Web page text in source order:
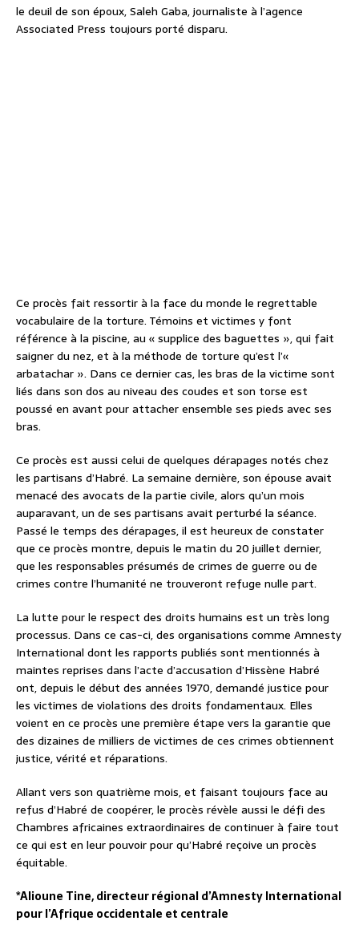
le deuil de son époux, Saleh Gaba, journaliste à l’agence
Associated Press toujours porté disparu.
Ce procès fait ressortir à la face du monde le regrettable
vocabulaire de la torture. Témoins et victimes y font
référence à la piscine, au « supplice des baguettes », qui fait
saigner du nez, et à la méthode de torture qu’est l’«
arbatachar ». Dans ce dernier cas, les bras de la victime sont
liés dans son dos au niveau des coudes et son torse est
poussé en avant pour attacher ensemble ses pieds avec ses
bras.
Ce procès est aussi celui de quelques dérapages notés chez
les partisans d’Habré. La semaine dernière, son épouse avait
menacé des avocats de la partie civile, alors qu’un mois
auparavant, un de ses partisans avait perturbé la séance.
Passé le temps des dérapages, il est heureux de constater
que ce procès montre, depuis le matin du 20 juillet dernier,
que les responsables présumés de crimes de guerre ou de
crimes contre l’humanité ne trouveront refuge nulle part.
La lutte pour le respect des droits humains est un très long
processus. Dans ce cas-ci, des organisations comme Amnesty
International dont les rapports publiés sont mentionnés à
maintes reprises dans l’acte d’accusation d’Hissène Habré
ont, depuis le début des années 1970, demandé justice pour
les victimes de violations des droits fondamentaux. Elles
voient en ce procès une première étape vers la garantie que
des dizaines de milliers de victimes de ces crimes obtiennent
justice, vérité et réparations.
Allant vers son quatrième mois, et faisant toujours face au
refus d’Habré de coopérer, le procès révèle aussi le défi des
Chambres africaines extraordinaires de continuer à faire tout
ce qui est en leur pouvoir pour qu’Habré reçoive un procès
équitable.
*Alioune Tine, directeur régional d’Amnesty International
pour l’Afrique occidentale et centrale